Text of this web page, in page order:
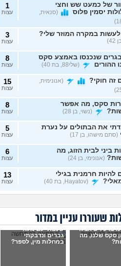
של כמעט שש וחצי
יסמין פלוס
(סנאית,
1
עצות
במקרה המוזר שלי? 3
עצות
שנכנסו באמצע סקס
ההורים
(שלי88, בת 40)
8
עצות
זה חוקי?
(אנונימית,
15
עצות
סקס, מה אפשר
(נשוי, בן 28)
8
עצות
את הבתולים על נערת
(סתם מישהו, בן 17)
5
עצות
ביני לבית הזוג, מה
(אנונימי, בן 24)
6
עצות
להיות חרמנית בגילי
(Hayatov, בת 40)
13
עצות
18)
יחד עם הבן זוג, והוא
עליי ולא חושק בי,
(כינוי, בת 26)
9
עצות
שעוררו עניין במדור
ברע ויש אצלו
סקס שלנו, מה
שכבתי עם מלא
גברים ונדבקתי
במחלות מין, לספר?